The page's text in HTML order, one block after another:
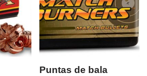
Puntas de bala